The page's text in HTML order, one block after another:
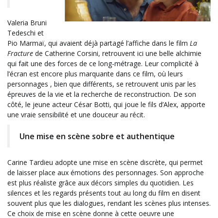
Valeria Bruni
Tedeschi et
Pio Marmaï, qui avaient déjà partagé l’affiche dans le film La
Fracture de Catherine Corsini, retrouvent ici une belle alchimie
qui fait une des forces de ce long-métrage. Leur complicité à
l’écran est encore plus marquante dans ce film, où leurs
personnages , bien que différents, se retrouvent unis par les
épreuves de la vie et la recherche de reconstruction. De son
côté, le jeune acteur César Botti, qui joue le fils d’Alex, apporte
une vraie sensibilité et une douceur au récit.
Une mise en scène sobre et authentique
Carine Tardieu adopte une mise en scène discrète, qui permet
de laisser place aux émotions des personnages. Son approche
est plus réaliste grâce aux décors simples du quotidien. Les
silences et les regards présents tout au long du film en disent
souvent plus que les dialogues, rendant les scènes plus intenses.
Ce choix de mise en scène donne à cette oeuvre une